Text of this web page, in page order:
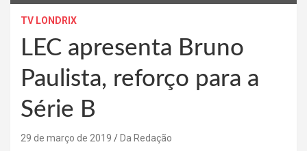
TV LONDRIX
LEC apresenta Bruno
Paulista, reforço para a
Série B
29 de março de 2019 Da Redação